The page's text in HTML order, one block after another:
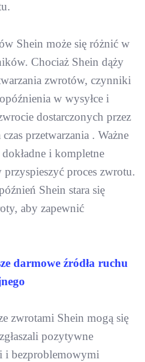
Shein może się różnić w
Chociaż Shein dąży
zwrotów, czynniki
w wysyłce i
dostarczonych przez
przetwarzania . Ważne
i kompletne
proces zwrotu.
Shein stara się
aby zapewnić
darmowe źródła ruchu
zwrotami Shein mogą się
pozytywne
i bezproblemowymi